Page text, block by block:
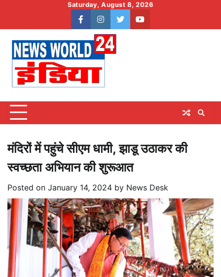
content
Saturday, August 8, 2026
facebookinstagram
twitteryoutube
मंदिरों में पहुंचे सीएम धामी, झाडू उठाकर की
स्वच्छता अभियान की शुरूआत
Posted on January 14, 2024 by News Desk